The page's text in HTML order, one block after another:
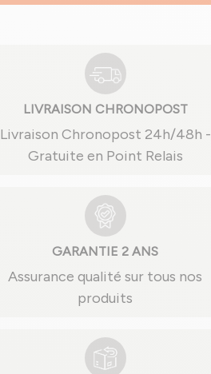
LIVRAISON CHRONOPOST
Livraison Chronopost 24h/48h -
Gratuite en Point Relais
GARANTIE 2 ANS
Assurance qualité sur tous nos
produits